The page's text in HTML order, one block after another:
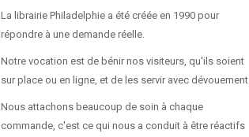
La librairie Philadelphie a été créée en 1990 pour
répondre à une demande réelle.
Notre vocation est de bénir nos visiteurs, qu'ils soient
sur place ou en ligne, et de les servir avec dévouement.
Nous attachons beaucoup de soin à chaque
commande, c'est ce qui nous a conduit à être réactifs